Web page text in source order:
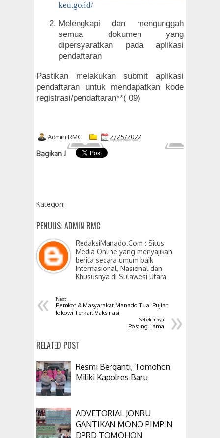
keu.go.id/
Melengkapi dan mengunggah
semua dokumen yang
dipersyaratkan pada aplikasi
pendaftaran
Pastikan melakukan submit aplikasi
pendaftaran untuk mendapatkan kode
registrasi/pendaftaran**( 09)
Admin RMC 2/25/2022
Bagikan !
Kategori:
PENULIS: ADMIN RMC
RedaksiManado.Com : Situs
Media Online yang menyajikan
berita secara umum baik
Internasional, Nasional dan
Khususnya di Sulawesi Utara
« Next
Pemkot & Masyarakat Manado Tuai Pujian
Jokowi Terkait Vaksinasi
»
Sebelumnya
Posting Lama
RELATED POST
Resmi Berganti, Tomohon
Miliki Kapolres Baru
ADVETORIAL JONRU
GANTIKAN MONO PIMPIN
DPRD TOMOHON